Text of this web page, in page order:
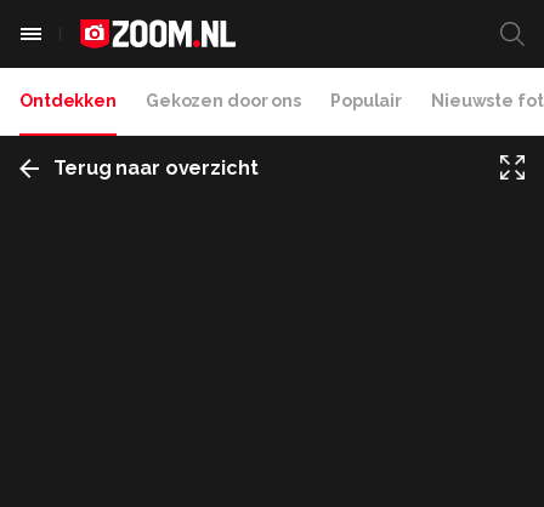
Ontdekken Gekozen door ons Populair Nieuwste
Terug naar overzicht